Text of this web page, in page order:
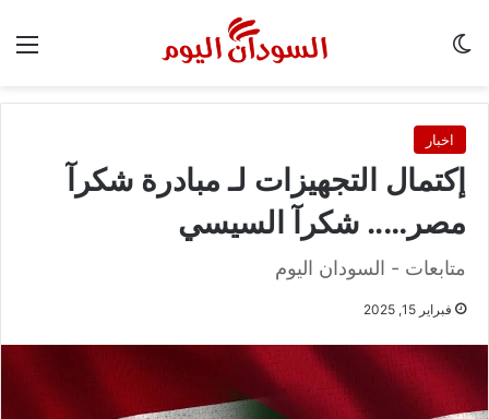
اخبار
إكتمال التجهيزات لـ مبادرة شكرآ
مصر….. شكرآ السيسي
متابعات - السودان اليوم
فبراير 15, 2025